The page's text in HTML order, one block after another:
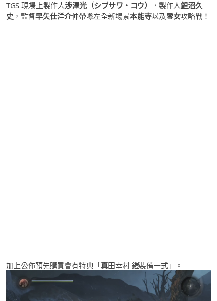
TGS 現場上製作人涉澤光（シブサワ・コウ） ，製作人鯉沼久
史 ，監督早矢仕洋介仲帶嚟左全新場景本能寺以及雪女攻略戰！
加上公佈預先購買會有特典「真田幸村 鎧裝備一式」。